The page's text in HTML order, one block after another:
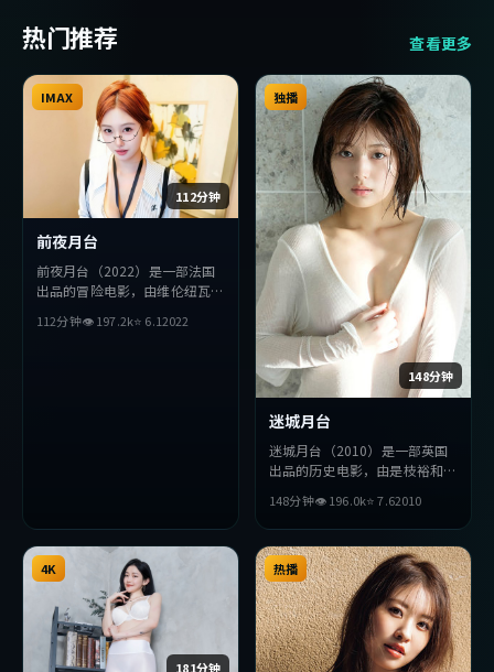
热门推荐 查看更多
112分钟
IMAX
前夜月台
前夜月台（2022）是一部法国
出品的冒险电影，由维伦纽瓦执
演。影片在叙事与视听上力求突
112分钟👁197.2k⭐ 6.12022
148分钟
独播
迷城月台
迷城月台（2010）是一部英国
出品的历史电影，由是枝裕和执
主演。影片在叙事与视听上力求
突破，探讨人性与抉择，节奏张
弛有度，适合喜欢该类型的观众
完整观看。
148分钟👁196.0k⭐7.62010
181分钟
4K 热播